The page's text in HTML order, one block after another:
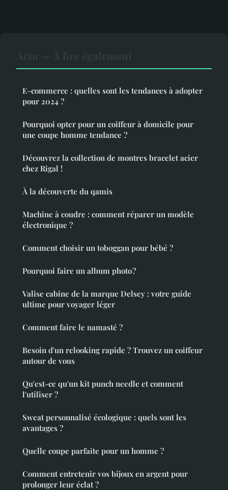
E-commerce : quelles sont les tendances à adopter
pour 2024 ?
Pourquoi opter pour un coiffeur à domicile pour
une coupe homme tendance ?
Découvrez la collection de montres bracelet acier
chez Rigal !
À la découverte du qamis
Machine à coudre : comment réparer un modèle
électronique ?
Comment choisir un toboggan pour bébé ?
Pourquoi faire un album photo ?
Valise cabine de la marque Delsey : votre guide
ultime pour voyager léger
Comment faire le namasté ?
Besoin d'un relooking rapide ? Trouvez un coiffeur
autour de vous
Qu'est-ce qu'un kit punch needle et comment
l'utiliser ?
Sweat personnalisé écologique : quels sont les
avantages ?
Quelle coupe parfaite pour un homme ?
Comment entretenir vos bijoux en argent pour
prolonger leur éclat ?